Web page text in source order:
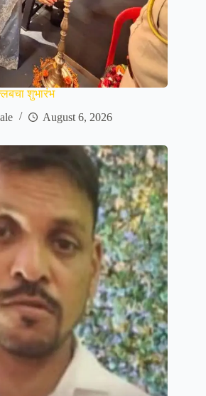
शुभारंभ
August 6, 2026